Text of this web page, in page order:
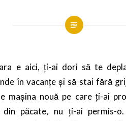
e aici, ți-ai dori să te
în vacanțe și să stai fără
mașina nouă pe care ți-ai
păcate, nu ți-ai permis-o.